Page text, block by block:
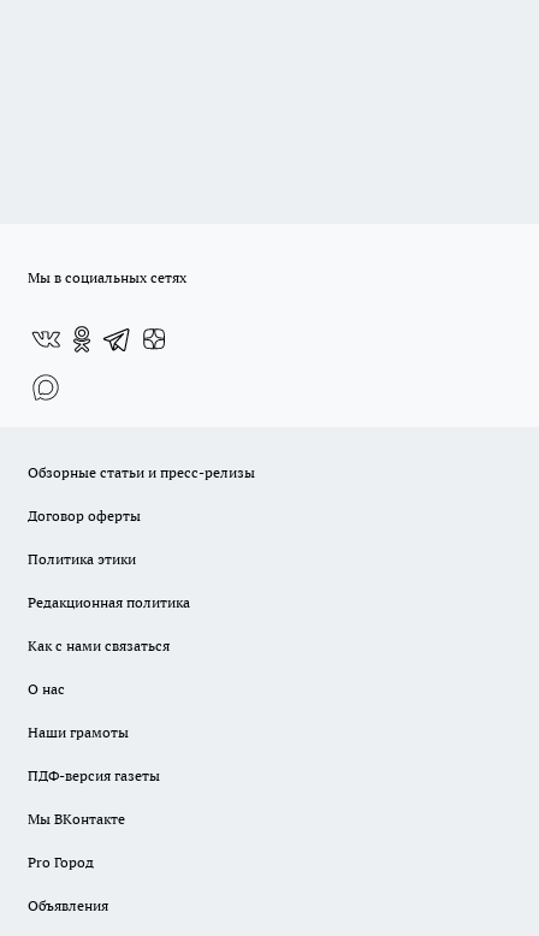
Мы в социальных сетях
Обзорные статьи и пресс-релизы
Договор оферты
Политика этики
Редакционная политика
Как с нами связаться
О нас
Наши грамоты
ПДФ-версия газеты
Мы ВКонтакте
Pro Город
Объявления